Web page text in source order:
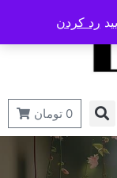
0 تومان
رد کردن